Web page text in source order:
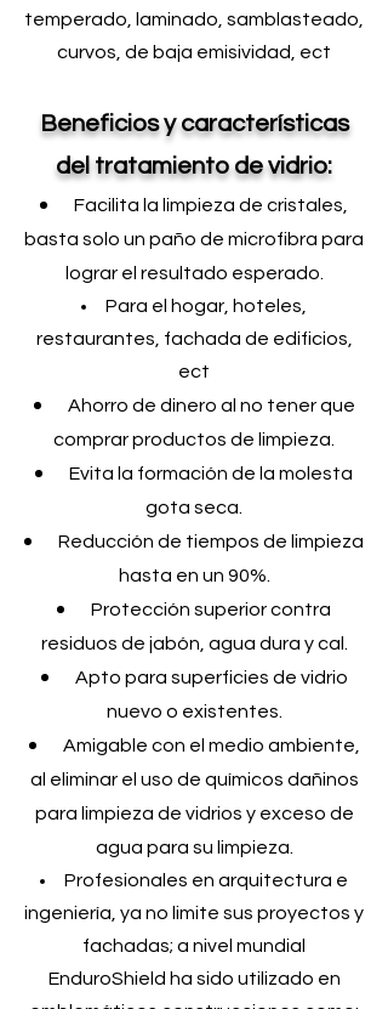
temperado, laminado, samblasteado,
curvos, de baja emisividad, ect
Beneficios ycaracterísticas
del tratamiento de vidrio:
Facilita la limpieza de cristales,
basta solo un paño de microfibra para
lograr el resultado esperado.
Para el hogar, hoteles,
restaurantes, fachada de edificios,
ect
Ahorro de dinero al no tener que
comprar productos de limpieza.
Evita la formación de la molesta
gota seca.
Reducción de tiempos de limpieza
hasta en un 90%.
Protección superior contra
residuos de jabón, agua dura y cal.
Apto para superficies de vidrio
nuevo o existentes.
Amigable con el medio ambiente,
al eliminar el uso de químicos dañinos
para limpieza de vidrios y exceso de
agua para su limpieza.
Profesionales en arquitectura e
ingeniería, ya no limite sus proyectos y
fachadas; a nivel mundial
EnduroShield ha sido utilizado en